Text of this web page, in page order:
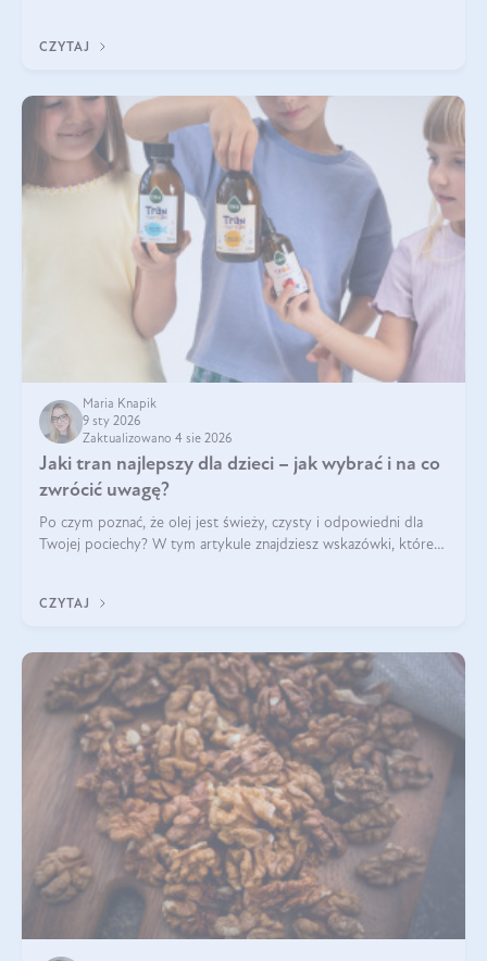
CZYTAJ
Maria Knapik
9 sty 2026
Zaktualizowano 4 sie 2026
Jaki tran najlepszy dla dzieci – jak wybrać i na co
zwrócić uwagę?
Po czym poznać, że olej jest świeży, czysty i odpowiedni dla
Twojej pociechy? W tym artykule znajdziesz wskazówki, które
CZYTAJ